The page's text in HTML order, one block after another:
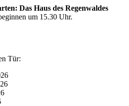
Das Haus des Regenwaldes
um 15.30 Uhr.
Tür: